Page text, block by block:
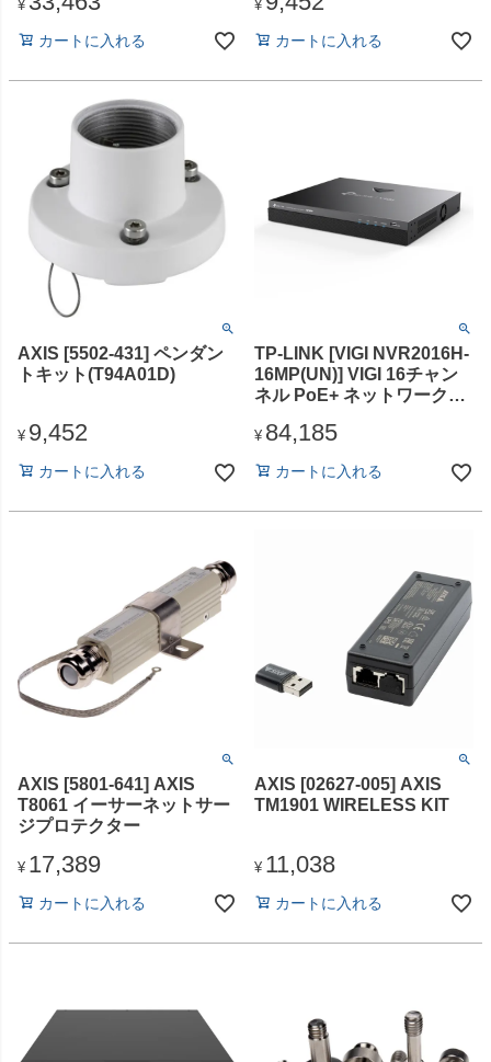
¥
カートに入れる
¥
カートに入れる
AXIS [5502-431] ペンダン
トキット(T94A01D)
¥ 9,452
カートに入れる
TP-LINK [VIGI NVR2016H-
16MP(UN)] VIGI 16チャン
ネル PoE+ ネットワークビ
¥ 84,185
カートに入れる
AXIS [5801-641] AXIS
T8061 イーサーネットサー
ジプロテクター
¥ 17,389
カートに入れる
AXIS [02627-005] AXIS
TM1901 WIRELESS KIT
¥ 11,038
カートに入れる